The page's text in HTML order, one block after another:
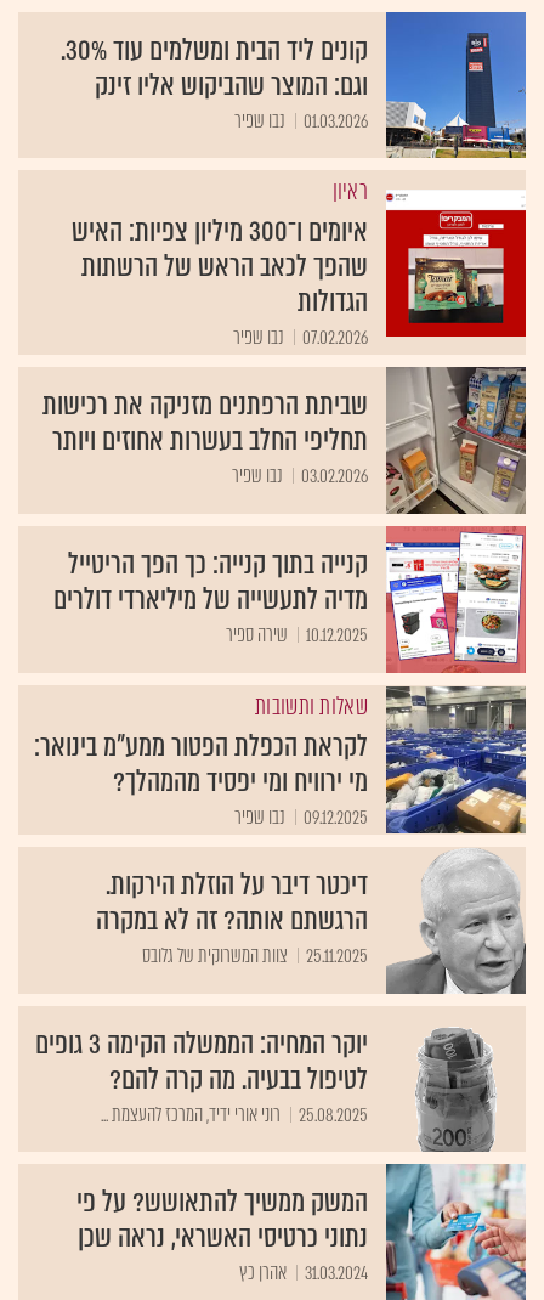
קונים ליד הבית ומשלמים עוד 30%.
וגם: המוצר שהביקוש אליו זינק
01.03.2026 נבו שפיר
ראיון
איומים ו־300 מיליון צפיות: האיש
שהפך לכאב הראש של הרשתות
הגדולות
07.02.2026 נבו שפיר
שביתת הרפתנים מזניקה את רכישות
תחליפי החלב בעשרות אחוזים ויותר
03.02.2026 נבו שפיר
קנייה בתוך קנייה: כך הפך הריטייל
מדיה לתעשייה של מיליארדי דולרים
10.12.2025 שירה ספיר
שאלות ותשובות
לקראת הכפלת הפטור ממע"מ בינואר:
מי ירוויח ומי יפסיד מהמהלך?
09.12.2025 נבו שפיר
דיכטר דיבר על הוזלת הירקות.
הרגשתם אותה? זה לא במקרה
25.11.2025 צוות המשרוקית של גלובס
יוקר המחיה: הממשלה הקימה 3 גופים
לטיפול בבעיה. מה קרה להם?
25.08.2025 ​רוני אורי ידיד, המרכז להעצמת ...
המשק ממשיך להתאושש? על פי
נתוני כרטיסי האשראי, נראה שכן
31.03.2024 אהרן כץ